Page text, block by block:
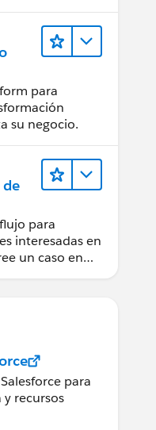
para
su negocio.
para
interesadas en
un caso en
para
recursos